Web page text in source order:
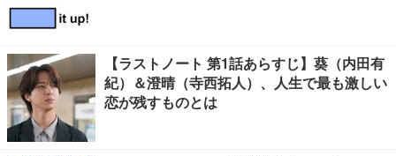
【ラストノート 第1話あらすじ】葵（内田有
紀）＆澄晴（寺西拓人）、人生で最も激しい
恋が残すものとは